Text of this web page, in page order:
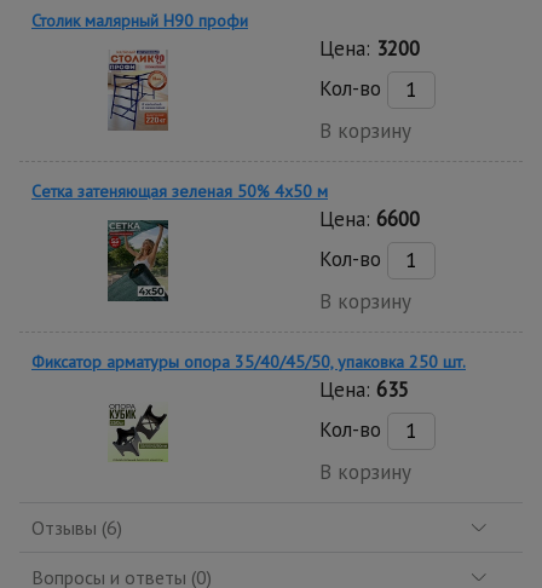
Столик малярный H90 профи
Цена: 3200
Кол-во
В корзину
Сетка затеняющая зеленая 50% 4х50 м
Цена: 6600
Кол-во
В корзину
Фиксатор арматуры опора 35/40/45/50, упаковка 250 шт.
Цена: 635
Кол-во
В корзину
Отзывы (6)
Вопросы и ответы (0)